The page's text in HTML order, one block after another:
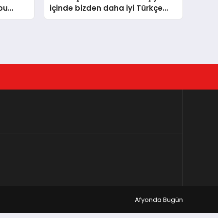
düştü
içinde bizden daha iyi Türkçe
konuşacak
Afyonda Bugün